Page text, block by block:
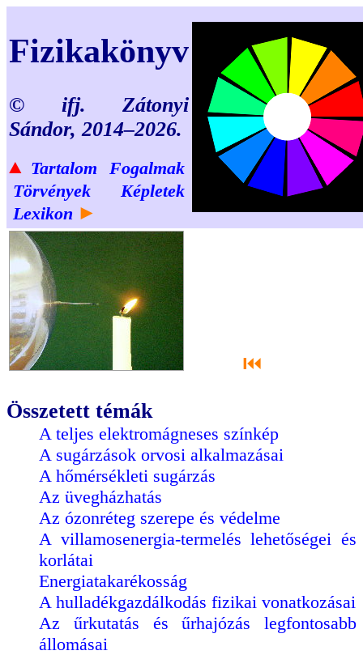
Fizikakönyv
© ifj. Zátonyi
Sándor, 2014–2026.
▲ Tartalom
Fogalmak
Törvények
Képletek
Lexikon ►
⏮
Összetett témák
A teljes elektromágneses színkép
A sugárzások orvosi alkalmazásai
A hőmérsékleti sugárzás
Az üvegházhatás
Az ózonréteg szerepe és védelme
A villamosenergia-termelés lehetőségei és
korlátai
Energiatakarékosság
A hulladékgazdálkodás fizikai vonatkozásai
Az űrkutatás és űrhajózás legfontosabb
állomásai